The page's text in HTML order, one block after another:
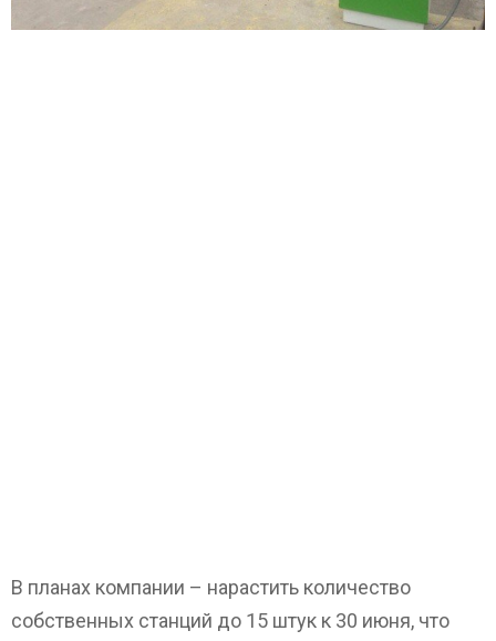
В планах компании – нарастить количество
собственных станций до 15 штук к 30 июня, что